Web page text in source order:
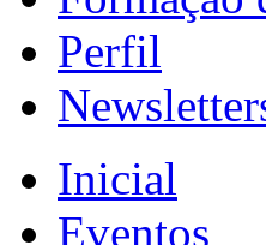
Perfil
Inicial
Eventos